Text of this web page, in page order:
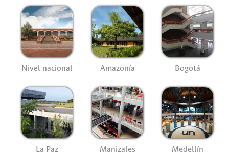
Nivel nacional Amazonía Bogotá
La Paz Manizales Medellín